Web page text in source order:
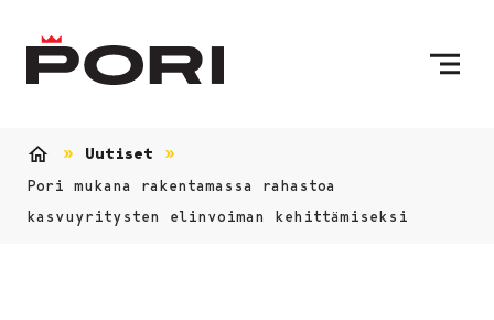
Uutiset
Pori mukana rakentamassa rahastoa
kasvuyritysten elinvoiman kehittämiseksi